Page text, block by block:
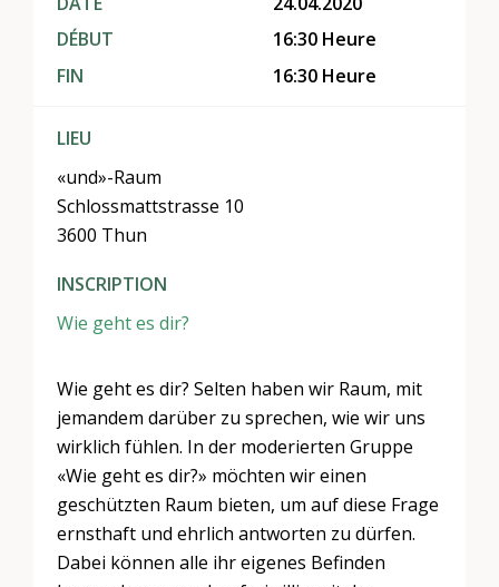
DÉBUT
FIN
16:30 Heure
16:30 Heure
LIEU
«und»-Raum
Schlossmattstrasse 10
3600 Thun
INSCRIPTION
Wie geht es dir?
Wie geht es dir? Selten haben wir Raum, mit
jemandem darüber zu sprechen, wie wir uns
wirklich fühlen. In der moderierten Gruppe
«Wie geht es dir?» möchten wir einen
geschützten Raum bieten, um auf diese Frage
ernsthaft und ehrlich antworten zu dürfen.
Dabei können alle ihr eigenes Befinden